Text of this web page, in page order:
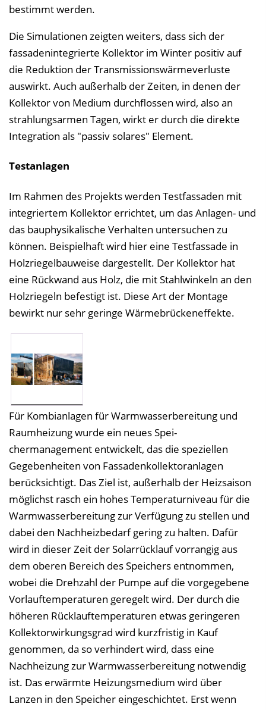
bestimmt werden.
Die Simulationen zeigten weiters, dass sich der
fassadenintegrierte Kollektor im Winter positiv auf
die Reduktion der Transmissionswärmeverluste
auswirkt. Auch außerhalb der Zeiten, in denen der
Kollektor von Medium durchflossen wird, also an
strahlungsarmen Tagen, wirkt er durch die direkte
Integration als "passiv solares" Element.
Testanlagen
Im Rahmen des Projekts werden Testfassaden mit
integriertem Kollektor errichtet, um das Anlagen- und
das bauphysikalische Verhalten untersuchen zu
können. Beispielhaft wird hier eine Testfassade in
Holzriegelbauweise dargestellt. Der Kollektor hat
eine Rückwand aus Holz, die mit Stahlwinkeln an den
Holzriegeln befestigt ist. Diese Art der Montage
bewirkt nur sehr geringe Wärmebrückeneffekte.
Für Kombianlagen für Warmwasserbereitung und
Raumheizung wurde ein neues Spei-
chermanagement entwickelt, das die speziellen
Gegebenheiten von Fassadenkollektoranlagen
berücksichtigt. Das Ziel ist, außerhalb der Heizsaison
möglichst rasch ein hohes Temperaturniveau für die
Warmwasserbereitung zur Verfügung zu stellen und
dabei den Nachheizbedarf gering zu halten. Dafür
wird in dieser Zeit der Solarrücklauf vorrangig aus
dem oberen Bereich des Speichers entnommen,
wobei die Drehzahl der Pumpe auf die vorgegebene
Vorlauftemperaturen geregelt wird. Der durch die
höheren Rücklauftemperaturen etwas geringeren
Kollektorwirkungsgrad wird kurzfristig in Kauf
genommen, da so verhindert wird, dass eine
Nachheizung zur Warmwasserbereitung notwendig
ist. Das erwärmte Heizungsmedium wird über
Lanzen in den Speicher eingeschichtet. Erst wenn